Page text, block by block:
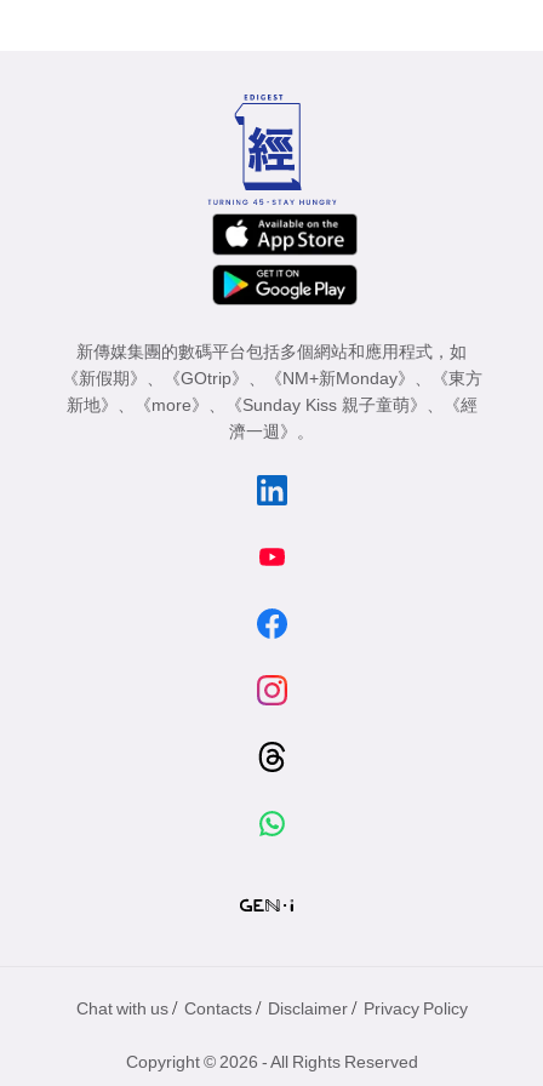
新傳媒集團的數碼平台包括多個網站和應用程式，如
《新假期》
《GOtrip》 《NM+新Monday》
《東方
新地》
《more》 《Sunday Kiss 親子童萌》
《經
濟一週》
。
Chat with us / Contacts / Disclaimer / Privacy Policy
Copyright © 2026 - All Rights Reserved